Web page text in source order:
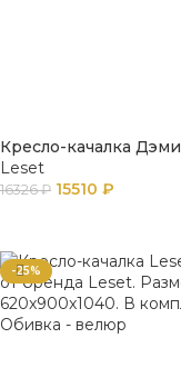
Кресло-качалка Дэми
Leset
16326₽ 15510 ₽
-25%